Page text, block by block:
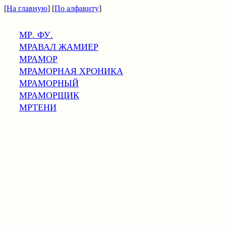
[На главную] [По алфавиту]
МР. ФУ.
МРАВАЛ ЖАМИЕР
МРАМОР
МРАМОРНАЯ ХРОНИКА
МРАМОРНЫЙ
МРАМОРЩИК
МРТЕНИ